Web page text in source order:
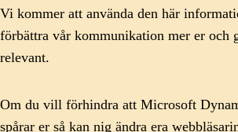
Vi kommer att använda den här
förbättra vår kommunikation mer er och
relevant.
Om du vill förhindra att Microsoft
spårar er så kan nig ändra era